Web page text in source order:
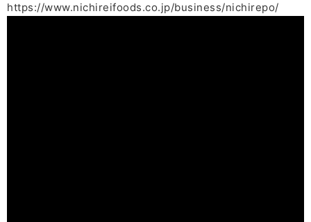
https://www.nichireifoods.co.jp/business/nichirepo/